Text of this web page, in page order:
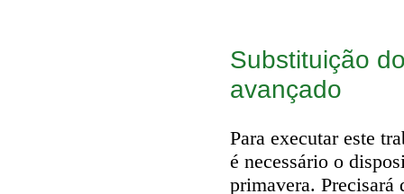
Substituição
avançado
Para executar este
é necessário o
primavera. Precisará